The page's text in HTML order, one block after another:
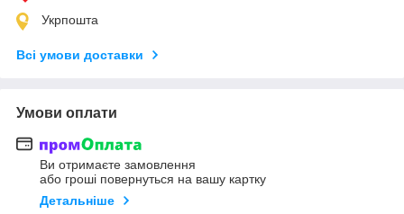
Укрпошта
Всі умови доставки
Умови оплати
Ви отримаєте замовлення
або гроші повернуться на вашу картку
Детальніше